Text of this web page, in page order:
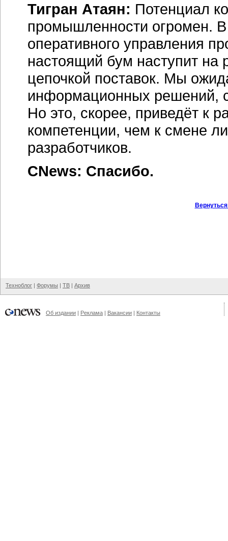
Тигран Атаян: Потенциал
промышленности огромен.
оперативного управления
настоящий бум наступит
цепочкой поставок. Мы
информационных решений,
Но это, скорее, приведёт к
компетенции, чем к смене
разработчиков.
CNews: Спасибо.
Техноблог | Форумы | ТВ | Архив
Об издании | Реклама | Вакансии | Контакты